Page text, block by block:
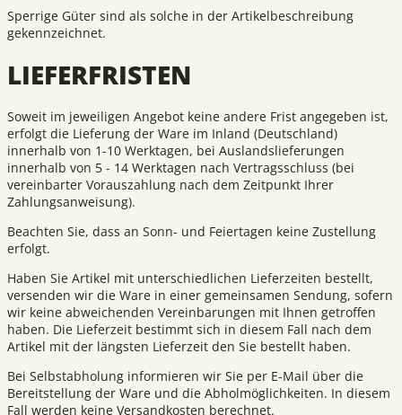
Sperrige Güter sind als solche in der Artikelbeschreibung
gekennzeichnet.
LIEFERFRISTEN
Soweit im jeweiligen Angebot keine andere Frist angegeben ist,
erfolgt die Lieferung der Ware im Inland (Deutschland)
innerhalb von 1-10 Werktagen, bei Auslandslieferungen
innerhalb von 5 - 14 Werktagen nach Vertragsschluss (bei
vereinbarter Vorauszahlung nach dem Zeitpunkt Ihrer
Zahlungsanweisung).
Beachten Sie, dass an Sonn- und Feiertagen keine Zustellung
erfolgt.
Haben Sie Artikel mit unterschiedlichen Lieferzeiten bestellt,
versenden wir die Ware in einer gemeinsamen Sendung, sofern
wir keine abweichenden Vereinbarungen mit Ihnen getroffen
haben. Die Lieferzeit bestimmt sich in diesem Fall nach dem
Artikel mit der längsten Lieferzeit den Sie bestellt haben.
Bei Selbstabholung informieren wir Sie per E-Mail über die
Bereitstellung der Ware und die Abholmöglichkeiten. In diesem
Fall werden keine Versandkosten berechnet.